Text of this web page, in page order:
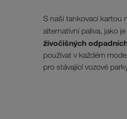
S naší tankovací kartou
alternativní paliva, jako
živočišných
používat v každém
pro stávající vozové